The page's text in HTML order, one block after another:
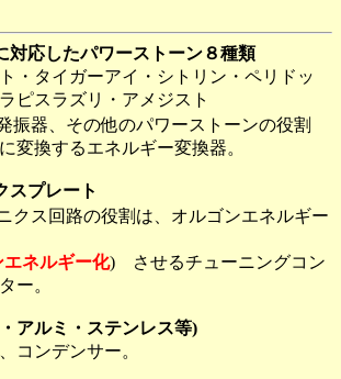
対応したパワーストーン８種類
・タイガーアイ・シトリン・ペリドッ
ピスラズリ・アメジスト
器、その他のパワーストーンの役割
変換するエネルギー変換器。
スプレート
ス回路の役割は、オルゴンエネルギー
ネルギー化) させるチューニングコン
ー。
アルミ・ステンレス等)
ンデンサー。